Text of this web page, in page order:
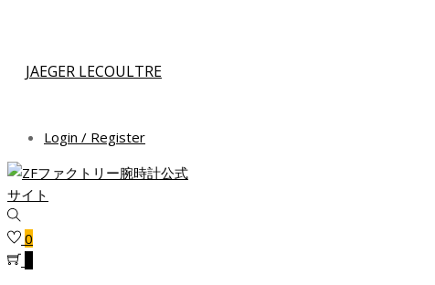
JAEGER LECOULTRE
Login / Register
0